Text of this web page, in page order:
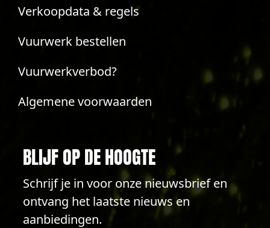
Verkoopdata & regels
Vuurwerk bestellen
Vuurwerkverbod?
Algemene voorwaarden
BLIJF OP DE HOOGTE
Schrijf je in voor onze nieuwsbrief en
ontvang het laatste nieuws en
aanbiedingen.